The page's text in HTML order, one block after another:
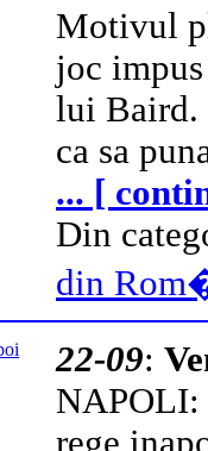
Motivul
joc
lui Baird.
ca sa
... [
Din
din
22-09:
NAPOLI:
rege